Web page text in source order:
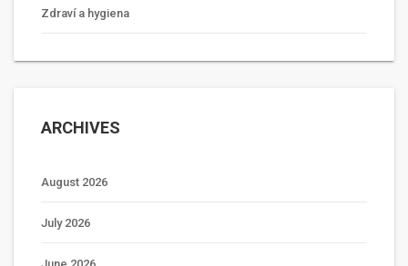
Zdraví a hygiena
ARCHIVES
August 2026
July 2026